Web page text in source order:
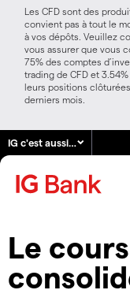
Les CFD sont des
convient pas à tout le
à vos dépôts. Veuillez
vous assurer que vous
75% des comptes
trading de CFD et
leurs positions clôturées
derniers mois.
IG c'est aussi…
Le